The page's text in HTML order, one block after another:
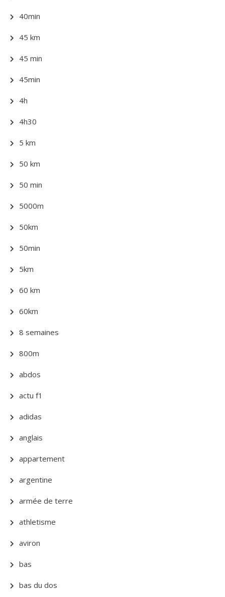
40min
45 km
45 min
45min
4h
4h30
5 km
50 km
50 min
5000m
50km
50min
5km
60 km
60km
8 semaines
800m
abdos
actu f1
adidas
anglais
appartement
argentine
armée de terre
athletisme
aviron
bas
bas du dos